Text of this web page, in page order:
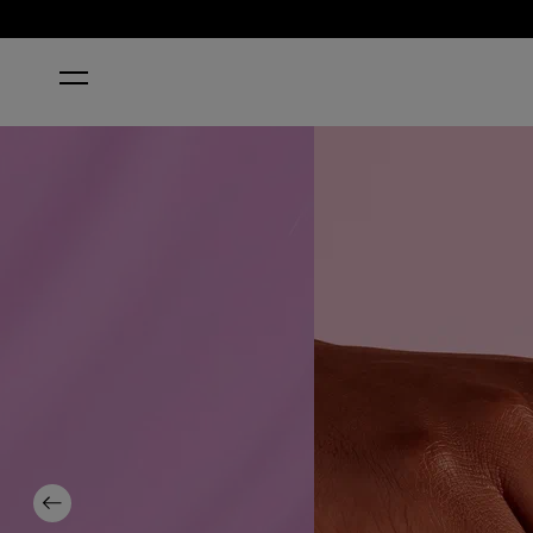
Previous